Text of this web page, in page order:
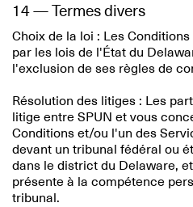
14 — Termes divers
Choix de la loi : Les
par les lois de l'État du
l'exclusion de ses règles de
Résolution des litiges : Les
litige entre SPUN et vous
Conditions et/ou l'un des
devant un tribunal fédéral ou
dans le district du Delaware,
présente à la compétence
tribunal.